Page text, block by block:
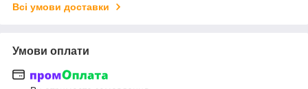
Всі умови доставки
Умови оплати